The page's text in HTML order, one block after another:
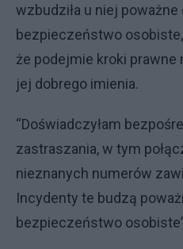
wzbudziła u niej poważne
bezpieczeństwo
że podejmie kroki prawne
jej dobrego imienia.
“Doświadczyłam
zastraszania, w tym
nieznanych numerów
Incydenty te budzą
bezpieczeństwo